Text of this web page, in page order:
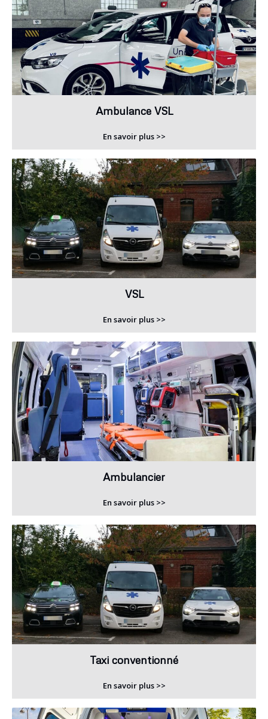
Ambulance VSL
En savoir plus >>
VSL
En savoir plus >>
Ambulancier
En savoir plus >>
Taxi conventionné
En savoir plus >>